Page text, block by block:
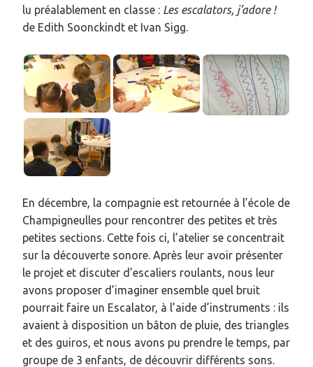
lu préalablement en classe : Les escalators, j’adore !
de Edith Soonckindt et Ivan Sigg.
En décembre, la compagnie est retournée à l’école de
Champigneulles pour rencontrer des petites et très
petites sections. Cette fois ci, l’atelier se concentrait
sur la découverte sonore. Après leur avoir présenter
le projet et discuter d’escaliers roulants, nous leur
avons proposer d’imaginer ensemble quel bruit
pourrait faire un Escalator, à l’aide d’instruments : ils
avaient à disposition un bâton de pluie, des triangles
et des guiros, et nous avons pu prendre le temps, par
groupe de 3 enfants, de découvrir différents sons.